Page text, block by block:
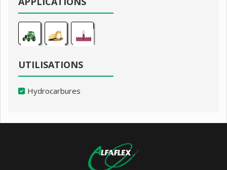
UTILISATIONS
Hydrocarbures